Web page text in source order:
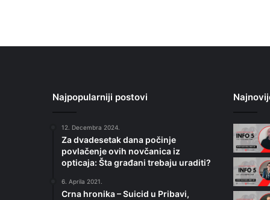
Najpopularniji postovi
12. Decembra 2024.
Za dvadesetak dana počinje
povlačenje ovih novčanica iz
opticaja: Šta građani trebaju uraditi?
6. Aprila 2021.
Crna hronika – Suicid u Pribavi,